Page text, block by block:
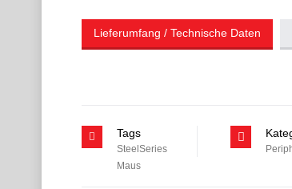
Lieferumfang / Technische Daten
Tags
SteelSeries
Maus